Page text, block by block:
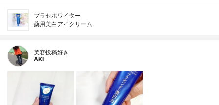
プラセホワイター
薬用美白アイクリーム
美容投稿好き
AKI